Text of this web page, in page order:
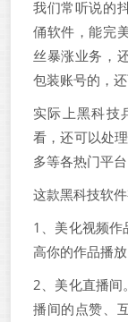
我们常听说的
俑软件，能完
丝暴涨业务，
包装账号的，
实际上黑科技
看，还可以处
多等各热门平
这款黑科技软
1、美化视频作
高你的作品播
2、美化直播间
播间的点赞、